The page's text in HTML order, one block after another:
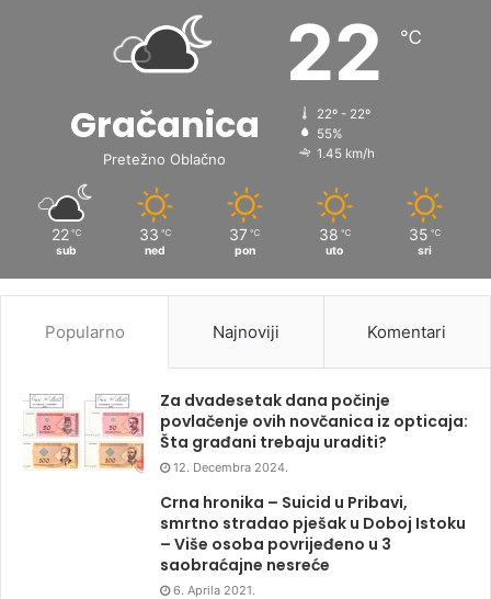
Gračanica
Pretežno Oblačno
22 ℃
22º - 22º
55%
1.45 km/h
22 ℃
sub
33 ℃
ned
37 ℃
pon
38 ℃
uto
35 ℃
sri
Popularno Najnoviji Komentari
Za dvadesetak dana počinje
povlačenje ovih novčanica iz opticaja:
Šta građani trebaju uraditi?
12. Decembra 2024.
Crna hronika – Suicid u Pribavi,
smrtno stradao pješak u Doboj Istoku
– Više osoba povrijeđeno u 3
saobraćajne nesreće
6. Aprila 2021.